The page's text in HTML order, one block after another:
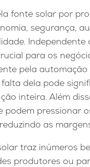
fonte solar por
segurança,
Independente
para os
pela automação
dela pode
inteira. Além
podem pressionar
as
traz inúmeros
produtores ou